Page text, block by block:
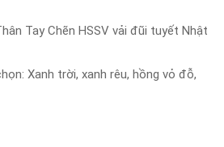
Tay Chẽn HSSV vải đũi tuyết Nhật
Xanh trời, xanh rêu, hồng vỏ đỗ,